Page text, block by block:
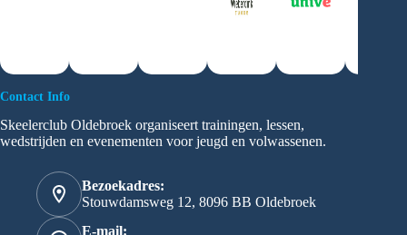
Contact Info
Skeelerclub Oldebroek organiseert trainingen, lessen,
wedstrijden en evenementen voor jeugd en volwassenen.
Bezoekadres:
Stouwdamsweg 12, 8096 BB Oldebroek
E-mail: